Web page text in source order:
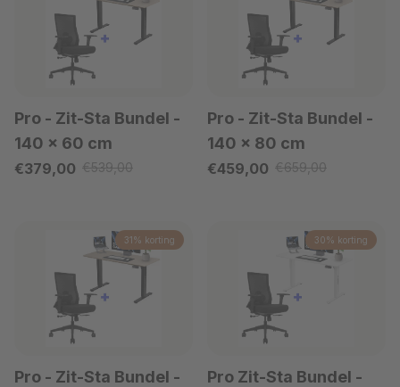
Pro - Zit-Sta Bundel -
140 x 60 cm
Verkoopprijs
€379,00 Reguliere prijs
€539,00
Pro - Zit-Sta Bundel -
140 x 80 cm
Verkoopprijs
€459,00 Reguliere prijs
€659,00
31% korting
Pro - Zit-Sta Bundel -
30% korting
Pro Zit-Sta Bundel -